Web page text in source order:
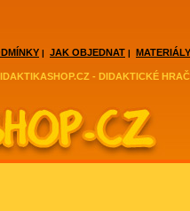
- DIDAKTICKÉ
| JAK OBJEDNAT |